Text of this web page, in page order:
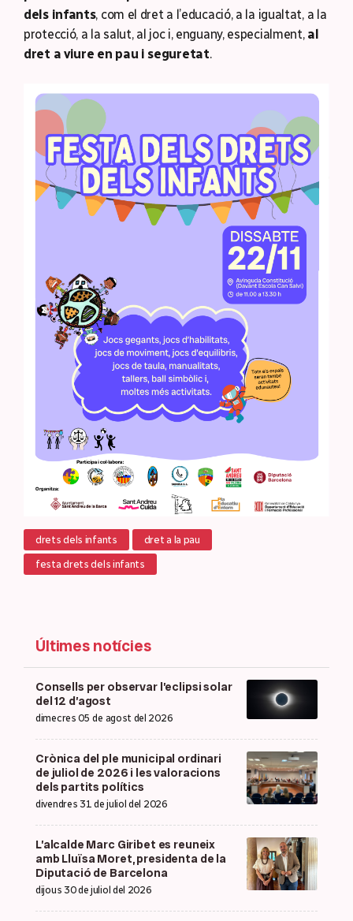
dels infants, com el dret a l’educació, a la igualtat, a la
protecció, a la salut, al joc i, enguany, especialment, al
dret a viure en pau i seguretat.
drets dels infants dret a la pau
festa drets dels infants
Últimes notícies
Consells per observar l’eclipsi solar
del 12 d’agost
dimecres 05 de agost del 2026
Crònica del ple municipal ordinari
de juliol de 2026 i les valoracions
dels partits polítics
divendres 31 de juliol del 2026
L’alcalde Marc Giribet es reuneix
amb Lluïsa Moret, presidenta de la
Diputació de Barcelona
dijous 30 de juliol del 2026